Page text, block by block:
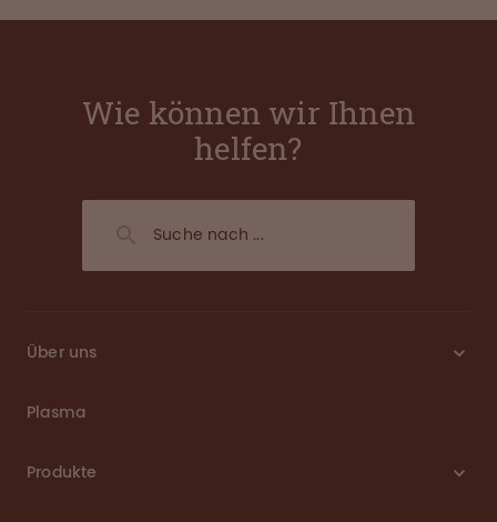
Wie können wir Ihnen
helfen?
Über uns
Plasma
Produkte